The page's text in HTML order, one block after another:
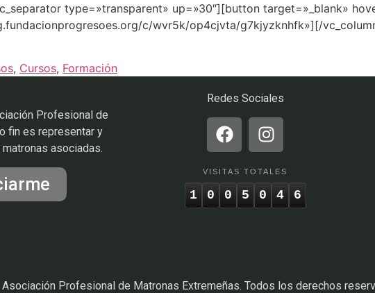
type=»transparent» up=»30″][button target=»_blank»
c/wvr5k/op4cjvta/g7kjyzknhfk»][/
, Cursos, Formación
Profesional de
fin es representar y
asociadas.
Redes Sociales
VISITAS TOTALES
1 0 0 5 0 4 6
Profesional de Matronas Extremeñas. Todos los derechos